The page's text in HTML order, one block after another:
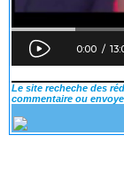
Le site recheche des
commentaire ou